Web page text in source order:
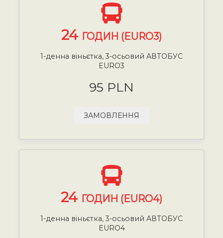
24 ГОДИН (EURO3)
1-денна віньєтка, 3-осьовий АВТОБУС
EURO3
95 PLN
ЗАМОВЛЕННЯ
24 ГОДИН (EURO4)
1-денна віньєтка, 3-осьовий АВТОБУС
EURO4